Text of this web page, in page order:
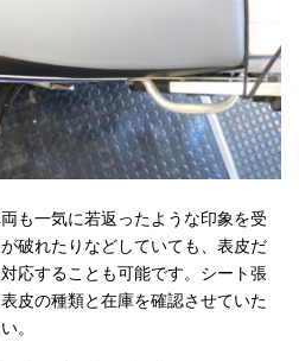
も一気に若返ったような印象を受
破れたりなどしていても、表皮だ
応することも可能です。シート張
皮の種類と在庫を確認させていた
。